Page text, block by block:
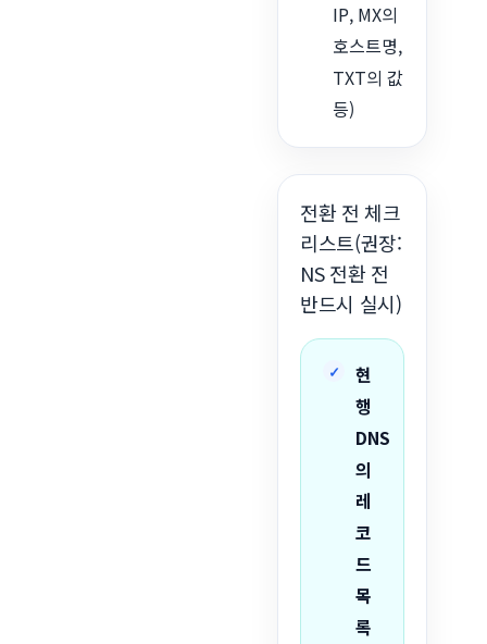
IP, MX의
호스트명,
TXT의 값
등)
전환 전 체크
리스트(권장:
NS 전환 전
반드시 실시)
현
행
DNS
의
레
코
드
목
록